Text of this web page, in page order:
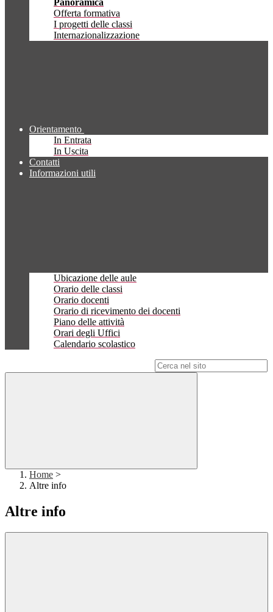
Panoramica
Offerta formativa
I progetti delle classi
Internazionalizzazione
Orientamento
In Entrata
In Uscita
Contatti
Informazioni utili
Ubicazione delle aule
Orario delle classi
Orario docenti
Orario di ricevimento dei docenti
Piano delle attività
Orari degli Uffici
Calendario scolastico
Home >
Altre info
Altre info